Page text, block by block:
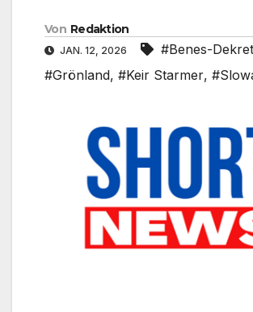
Von Redaktion
JAN. 12, 2026 #Benes-
#Grönland, #Keir Starmer,